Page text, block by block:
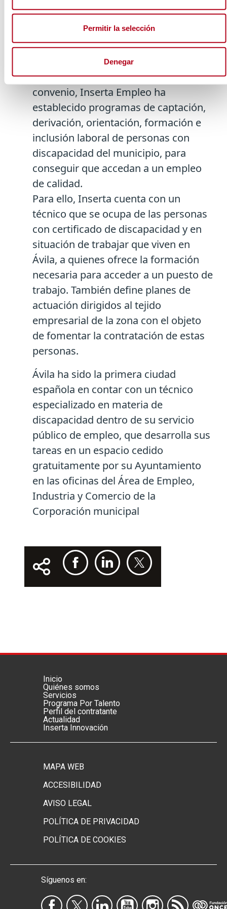
Permitir la selección
Denegar
Además, ha ayudado a la constitución
de 7 proyectos de autoempleo.
Desde que se puso en marcha el
convenio, Inserta Empleo ha
establecido programas de captación,
derivación, orientación, formación e
inclusión laboral de personas con
discapacidad del municipio, para
conseguir que accedan a un empleo
de calidad.
Para ello, Inserta cuenta con un
técnico que se ocupa de las personas
con certificado de discapacidad y en
situación de trabajar que viven en
Ávila, a quienes ofrece la formación
necesaria para acceder a un puesto de
trabajo. También define planes de
actuación dirigidos al tejido
empresarial de la zona con el objeto
de fomentar la contratación de estas
personas.
Ávila ha sido la primera ciudad
española en contar con un técnico
especializado en materia de
discapacidad dentro de su servicio
público de empleo, que desarrolla sus
tareas en un espacio cedido
gratuitamente por su Ayuntamiento
en las oficinas del Área de Empleo,
Industria y Comercio de la
Corporación municipal
Menú footer principal
Inicio
Quiénes somos
Servicios
Programa Por Talento
Perfil del contratante
Actualidad
Inserta Innovación
Menú footer secundario
MAPA WEB
ACCESIBILIDAD
AVISO LEGAL
POLÍTICA DE PRIVACIDAD
POLÍTICA DE COOKIES
Síguenos en: